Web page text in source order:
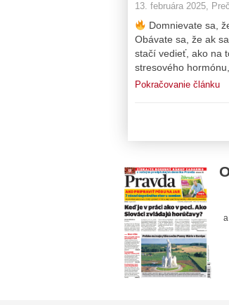
13. februára 2025,
Domnievate sa,
Obávate sa, že ak
stačí vedieť, ako na
stresového
Pokračovanie článku